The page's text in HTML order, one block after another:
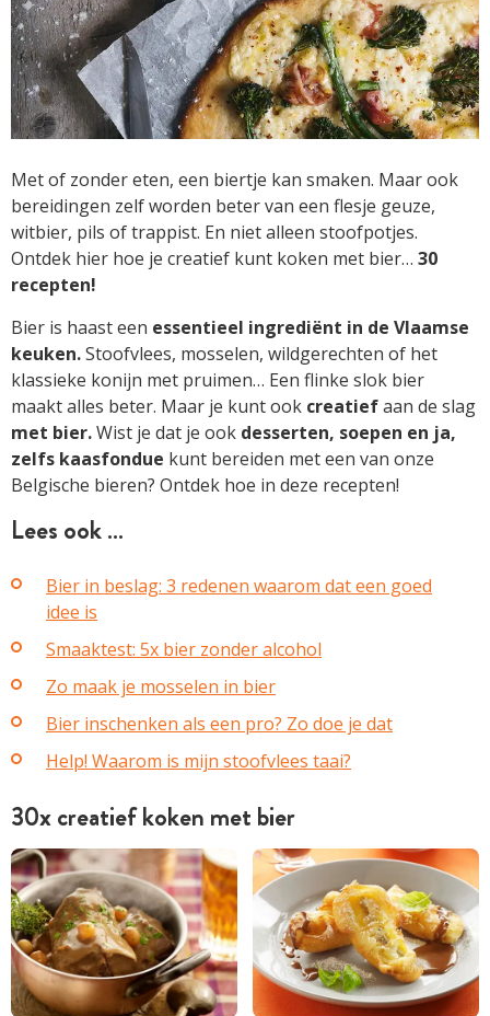
Met of zonder eten, een biertje kan smaken. Maar ook
bereidingen zelf worden beter van een flesje geuze,
witbier, pils of trappist. En niet alleen stoofpotjes.
Ontdek hier hoe je creatief kunt koken met bier… 30
recepten!
Bier is haast een essentieel ingrediënt in de Vlaamse
keuken.Stoofvlees, mosselen, wildgerechten of het
klassieke konijn met pruimen… Een flinke slok bier
maakt alles beter. Maar je kunt ook creatiefaan de slag
met bier.Wist je dat je ook desserten, soepen en ja,
zelfs kaasfondue kunt bereiden met een van onze
Belgische bieren? Ontdek hoe in deze recepten!
Lees ook …
Bier in beslag: 3 redenen waarom dat een goed
idee is
Smaaktest: 5x bier zonder alcohol
Zo maak je mosselen in bier
Bier inschenken als een pro? Zo doe je dat
Help! Waarom is mijn stoofvlees taai?
30x creatief koken met bier